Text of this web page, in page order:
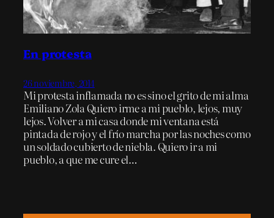
En protesta
26 noviembre, 2014
Mi protesta inflamada no es sino el grito de mi alma
Emiliano Zola Quiero irme a mi pueblo, lejos, muy
lejos. Volver a mi casa donde mi ventana está
pintada de rojo y el frío marcha por las noches como
un soldado cubierto de niebla. Quiero ir a mi
pueblo, a que me cure el…